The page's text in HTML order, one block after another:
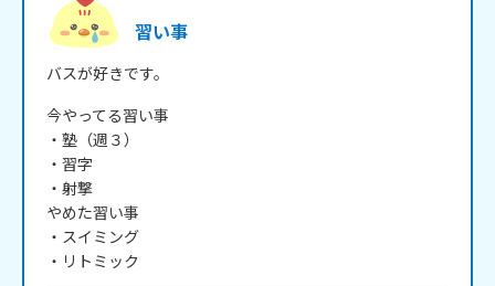
習い事
バスが好きです。
今やってる習い事
・塾（週３）
・習字
・射撃
やめた習い事
・スイミング
・リトミック